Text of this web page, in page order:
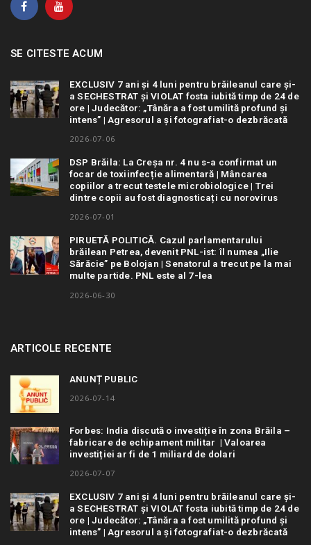
SE CITESTE ACUM
EXCLUSIV 7 ani și 4 luni pentru brăileanul care și-
a SECHESTRAT și VIOLAT fosta iubită timp de 24 de
ore | Judecător: „Tânăra a fost umilită profund și
intens” | Agresorul a și fotografiat-o dezbrăcată
2026-07-06
DSP Brăila: La Creșa nr. 4 nu s-a confirmat un
focar de toxiinfecție alimentară | Mâncarea
copiilor a trecut testele microbiologice | Trei
dintre copii au fost diagnosticați cu norovirus
2026-07-01
PIRUETĂ POLITICĂ. Cazul parlamentarului
brăilean Petrea, devenit PNL-ist: îl numea „Ilie
Sărăcie” pe Bolojan | Senatorul a trecut pe la mai
multe partide. PNL este al 7-lea
2026-06-30
ARTICOLE RECENTE
ANUNȚ PUBLIC
2026-07-14
Forbes: India discută o investiție în zona Brăila –
fabricare de echipament militar | Valoarea
investiției ar fi de 1 miliard de dolari
2026-07-07
EXCLUSIV 7 ani și 4 luni pentru brăileanul care și-
a SECHESTRAT și VIOLAT fosta iubită timp de 24 de
ore | Judecător: „Tânăra a fost umilită profund și
intens” | Agresorul a și fotografiat-o dezbrăcată